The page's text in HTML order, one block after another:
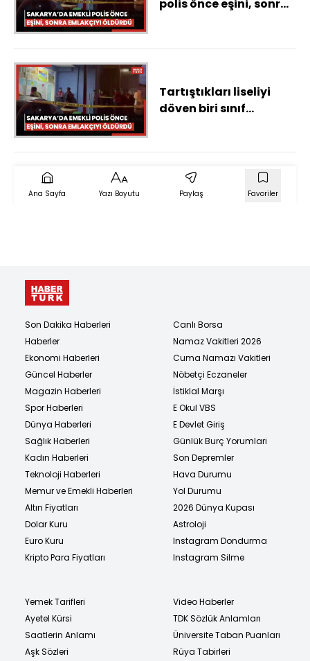
polis önce eşini, sonra
Tartıştıkları liseliyi
döven biri sınıf
Ana Sayfa Yazı Boyutu Paylaş Favoriler
Son Dakika Haberleri
Haberler
Ekonomi Haberleri
Güncel Haberler
Magazin Haberleri
Spor Haberleri
Dünya Haberleri
Sağlık Haberleri
Kadın Haberleri
Teknoloji Haberleri
Memur ve Emekli Haberleri
Altın Fiyatları
Dolar Kuru
Euro Kuru
Kripto Para Fiyatları
Canlı Borsa
Namaz Vakitleri 2026
Cuma Namazı Vakitleri
Nöbetçi Eczaneler
İstiklal Marşı
E Okul VBS
E Devlet Giriş
Günlük Burç Yorumları
Son Depremler
Hava Durumu
Yol Durumu
2026 Dünya Kupası
Astroloji
Instagram Dondurma
Instagram Silme
Yemek Tarifleri
Ayetel Kürsi
Saatlerin Anlamı
Aşk Sözleri
Video Haberler
TDK Sözlük Anlamları
Üniversite Taban Puanları
Rüya Tabirleri